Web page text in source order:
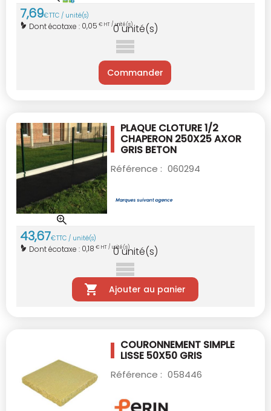
7,69€TTC / unité(s)
Dont écotaxe : 0,05 € HT / unité(s)
0 unité(s)
Commander
PLAQUE CLOTURE 1/2
CHAPERON 250X25 AXOR
GRIS BETON
Référence : 060294
43,67€TTC / unité(s)
Dont écotaxe : 0,18 € HT / unité(s)
0unité(s)
Ajouter au panier
COURONNEMENT SIMPLE
LISSE 50X50 GRIS
Référence : 058446